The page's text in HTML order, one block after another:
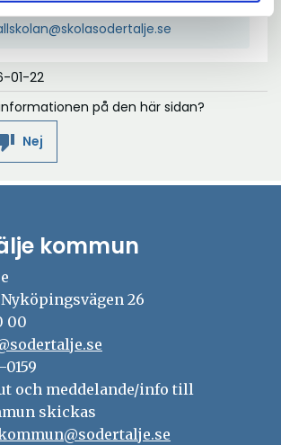
01-22
på den här sidan?
Nej
kommun
26
00
och meddelande/info till
skickas